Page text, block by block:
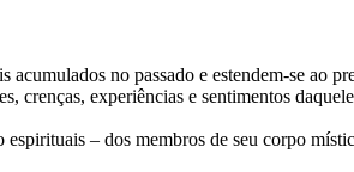
no passado e estendem-se ao
crenças, experiências e sentimentos
– dos membros de seu corpo